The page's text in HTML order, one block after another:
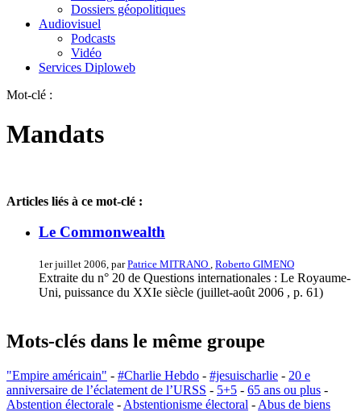
Dossiers géopolitiques
Audiovisuel
Podcasts
Vidéo
Services Diploweb
Mot-clé :
Mandats
Articles liés à ce mot-clé :
Le Commonwealth
1er juillet 2006, parPatrice MITRANO , Roberto GIMENO
Extraite du n° 20 de Questions internationales : Le Royaume-
Uni, puissance du XXIe siècle (juillet-août 2006 , p. 61)
Mots-clés dans le même groupe
"Empire américain" - #Charlie Hebdo - #jesuischarlie - 20 e
anniversaire de l’éclatement de l’URSS - 5+5 - 65 ans ou plus -
Abstention électorale - Abstentionisme électoral - Abus de biens